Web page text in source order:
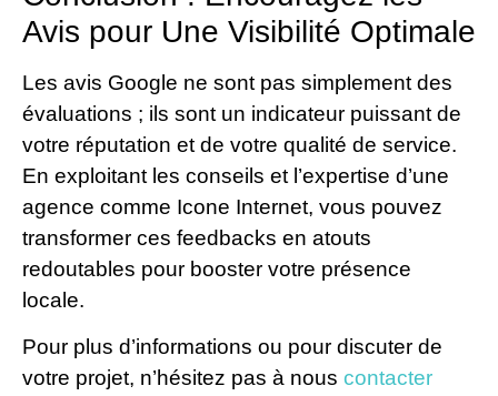
Avis pour Une Visibilité Optimale
Les avis Google ne sont pas simplement des
évaluations ; ils sont un indicateur puissant de
votre réputation et de votre qualité de service.
En exploitant les conseils et l’expertise d’une
agence comme Icone Internet, vous pouvez
transformer ces feedbacks en atouts
redoutables pour booster votre présence
locale.
Pour plus d’informations ou pour discuter de
votre projet, n’hésitez pas à nous contacter